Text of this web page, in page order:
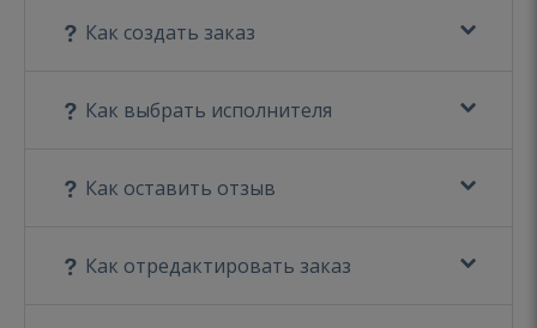
Как создать заказ
Как выбрать исполнителя
Как оставить отзыв
Как отредактировать заказ